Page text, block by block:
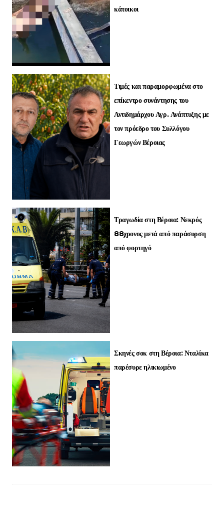
κάτοικοι
Τιμές και παραμορφωμένα στο
επίκεντρο συνάντησης του
Αντιδημάρχου Αγρ. Ανάπτυξης με
τον πρόεδρο του Συλλόγου
Γεωργών Βέροιας
Τραγωδία στη Βέροια: Νεκρός
88χρονος μετά από παράσυρση
από φορτηγό
Σκηνές σοκ στη Βέροια: Νταλίκα
παρέσυρε ηλικιωμένο